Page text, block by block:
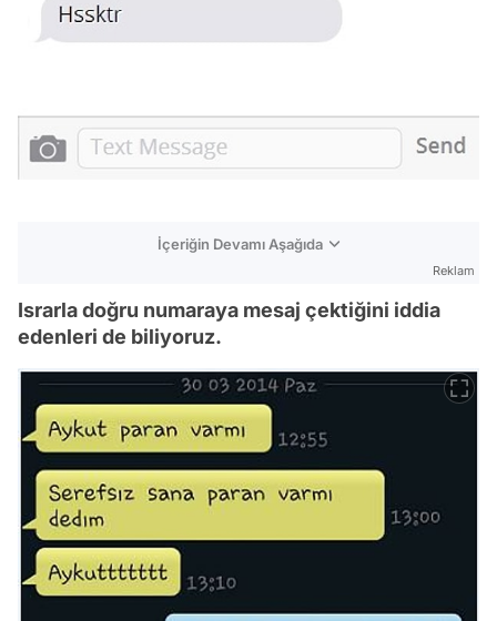
İçeriğin Devamı Aşağıda
Reklam
Israrla doğru numaraya mesaj çektiğini iddia
edenleri de biliyoruz.